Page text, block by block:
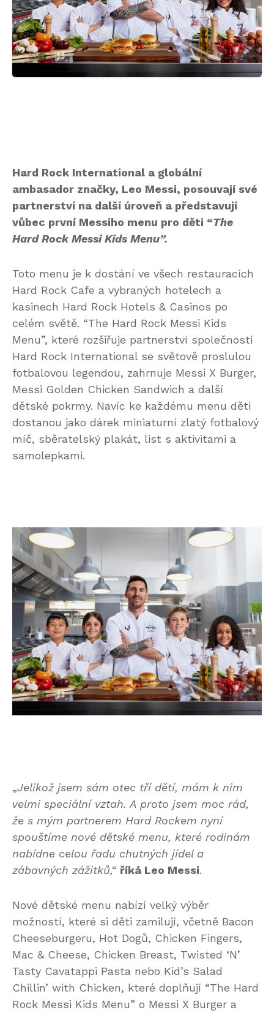
Hard Rock International a globální
ambasador značky, Leo Messi, posouvají své
partnerství na další úroveň a představují
vůbec první Messiho menu pro děti “The
Hard Rock Messi Kids Menu”.
Toto menu je k dostání ve všech restauracích
Hard Rock Cafe a vybraných hotelech a
kasinech Hard Rock Hotels & Casinos po
celém světě. “The Hard Rock Messi Kids
Menu”, které rozšiřuje partnerství společnosti
Hard Rock International se světově proslulou
fotbalovou legendou, zahrnuje Messi X Burger,
Messi Golden Chicken Sandwich a další
dětské pokrmy. Navíc ke každému menu děti
dostanou jako dárek miniaturní zlatý fotbalový
míč, sběratelský plakát, list s aktivitami a
samolepkami.
„Jelikož jsem sám otec tří dětí, mám k nim
velmi speciální vztah. A proto jsem moc rád,
že s mým partnerem Hard Rockem nyní
spouštíme nové dětské menu, které rodinám
nabídne celou řadu chutných jídel a
zábavných zážitků,“ říká Leo Messi.
Nové dětské menu nabízí velký výběr
možností, které si děti zamilují, včetně Bacon
Cheeseburgeru, Hot Dogů, Chicken Fingers,
Mac & Cheese, Chicken Breast, Twisted ‘N’
Tasty Cavatappi Pasta nebo Kid’s Salad
Chillin’ with Chicken, které doplňují “The Hard
Rock Messi Kids Menu” o Messi X Burger a